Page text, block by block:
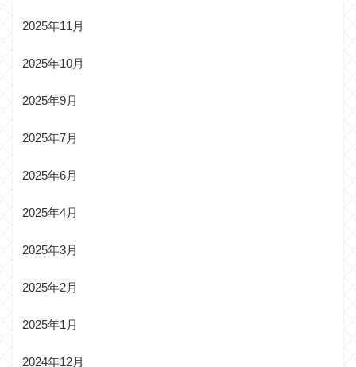
2025年11月
2025年10月
2025年9月
2025年7月
2025年6月
2025年4月
2025年3月
2025年2月
2025年1月
2024年12月